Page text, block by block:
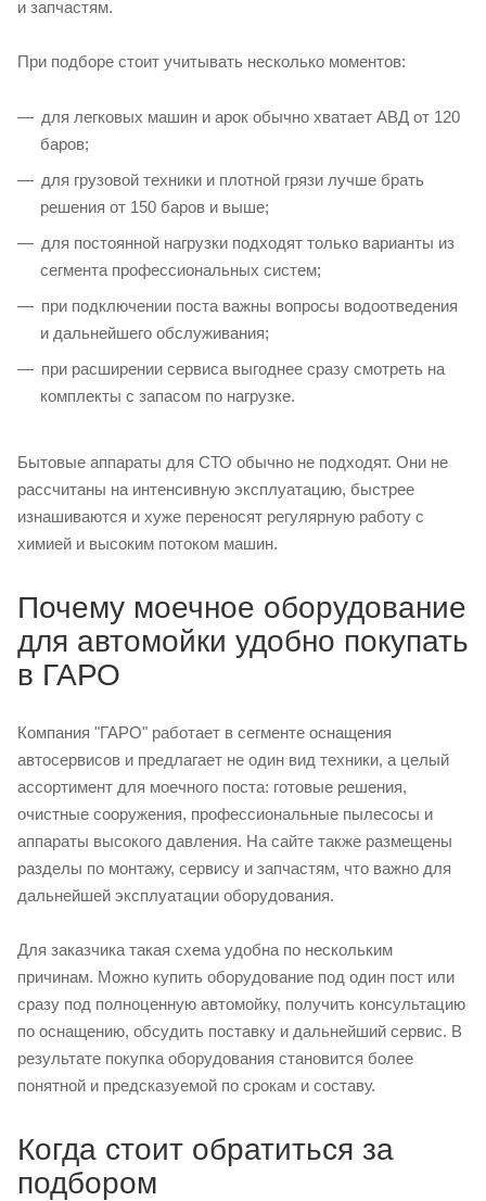
и запчастям.
При подборе стоит учитывать несколько моментов:
для легковых машин и арок обычно хватает АВД от 120
баров;
для грузовой техники и плотной грязи лучше брать
решения от 150 баров и выше;
для постоянной нагрузки подходят только варианты из
сегмента профессиональных систем;
при подключении поста важны вопросы водоотведения
и дальнейшего обслуживания;
при расширении сервиса выгоднее сразу смотреть на
комплекты с запасом по нагрузке.
Бытовые аппараты для СТО обычно не подходят. Они не
рассчитаны на интенсивную эксплуатацию, быстрее
изнашиваются и хуже переносят регулярную работу с
химией и высоким потоком машин.
Почему моечное оборудование
для автомойки удобно покупать
в ГАРО
Компания "ГАРО" работает в сегменте оснащения
автосервисов и предлагает не один вид техники, а целый
ассортимент для моечного поста: готовые решения,
очистные сооружения, профессиональные пылесосы и
аппараты высокого давления. На сайте также размещены
разделы по монтажу, сервису и запчастям, что важно для
дальнейшей эксплуатации оборудования.
Для заказчика такая схема удобна по нескольким
причинам. Можно купить оборудование под один пост или
сразу под полноценную автомойку, получить консультацию
по оснащению, обсудить поставку и дальнейший сервис. В
результате покупка оборудования становится более
понятной и предсказуемой по срокам и составу.
Когда стоит обратиться за
подбором